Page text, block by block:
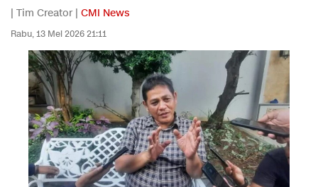
| Tim Creator | CMI News
Rabu, 13 Mei 2026 21:11